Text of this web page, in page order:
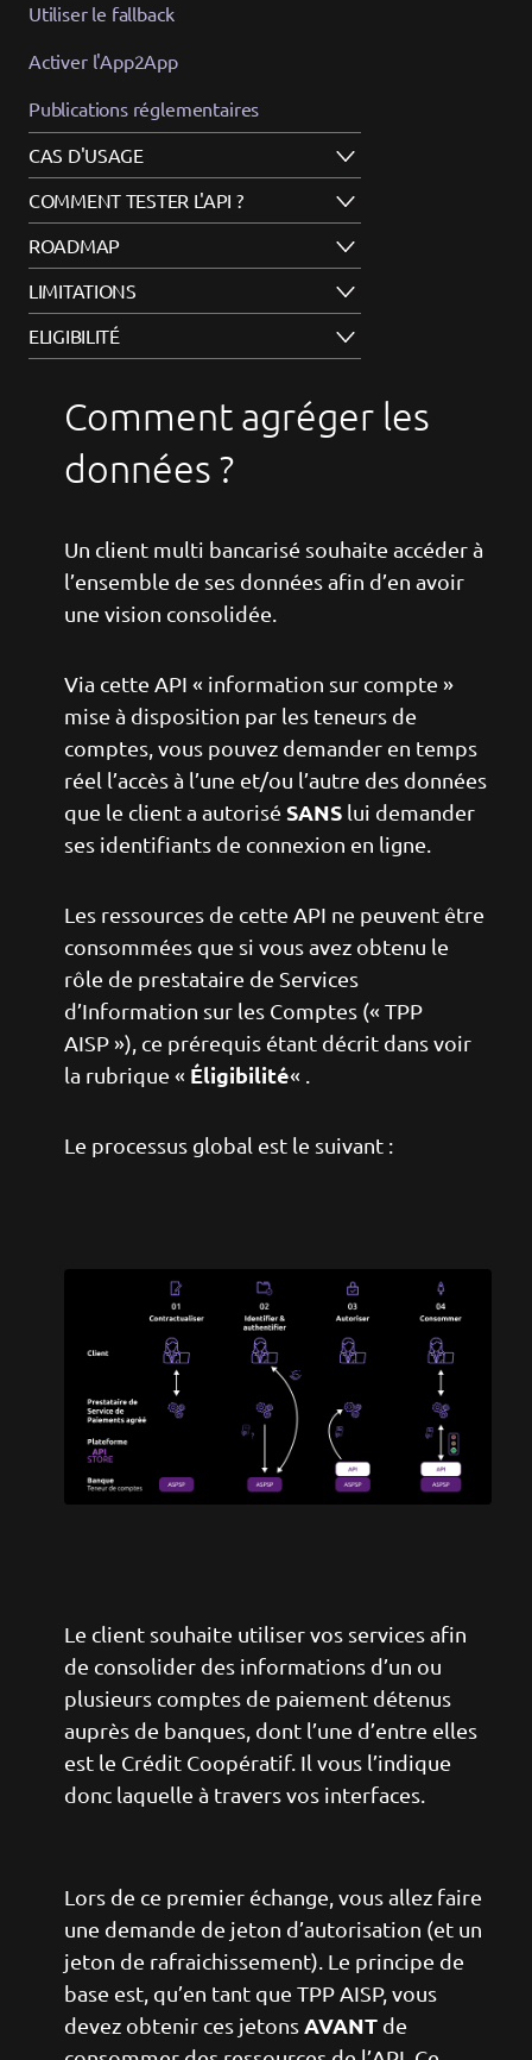
Utiliser le fallback
Activer l'App2App
Publications réglementaires
CAS D'USAGE
COMMENT TESTER L'API ?
ROADMAP
LIMITATIONS
ELIGIBILITÉ
Comment agréger les
données ?
Un client multi bancarisé souhaite accéder à
l’ensemble de ses données afin d’en avoir
une vision consolidée.
Via cette API « information sur compte »
mise à disposition par les teneurs de
comptes, vous pouvez demander en temps
réel l’accès à l’une et/ou l’autre des données
que le client a autorisé SANS lui demander
ses identifiants de connexion en ligne.
Les ressources de cette API ne peuvent être
consommées que si vous avez obtenu le
rôle de prestataire de Services
d’Information sur les Comptes (« TPP
AISP »), ce prérequis étant décrit dans voir
la rubrique « Éligibilité« .
Le processus global est le suivant :
Le client souhaite utiliser vos services afin
de consolider des informations d’un ou
plusieurs comptes de paiement détenus
auprès de banques, dont l’une d’entre elles
est le Crédit Coopératif. Il vous l’indique
donc laquelle à travers vos interfaces.
Lors de ce premier échange, vous allez faire
une demande de jeton d’autorisation (et un
jeton de rafraichissement). Le principe de
base est, qu’en tant que TPP AISP, vous
devez obtenir ces jetonsAVANT de